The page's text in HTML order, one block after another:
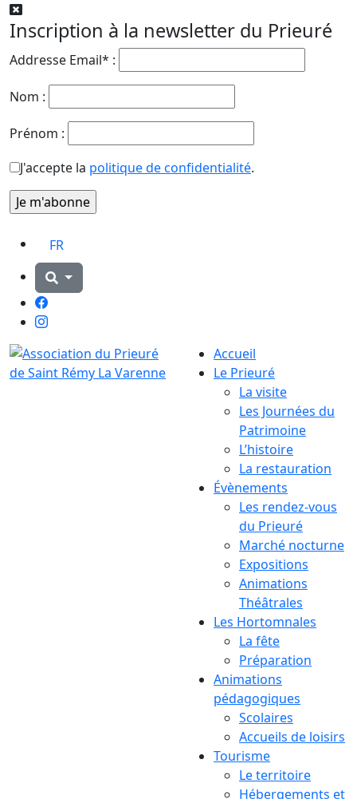
Inscription à la newsletter du Prieuré
Addresse Email* :
Nom :
Prénom :
J'accepte la politique de confidentialité.
FR
Facebook
Instagram
Accueil
Le Prieuré
La visite
Les Journées du
Patrimoine
L’histoire
La restauration
Évènements
Les rendez-vous
du Prieuré
Marché nocturne
Expositions
Animations
Théâtrales
Les Hortomnales
La fête
Préparation
Animations
pédagogiques
Scolaires
Accueils de loisirs
Tourisme
Le territoire
Hébergements et